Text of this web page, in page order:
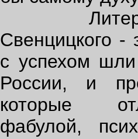
Свенцицкого -
с успехом
России, и
которые
фабулой,